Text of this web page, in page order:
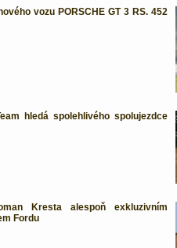
vozu PORSCHE GT 3 RS. 452
hledá spolehlivého spolujezdce
Kresta alespoň exkluzivním
Fordu